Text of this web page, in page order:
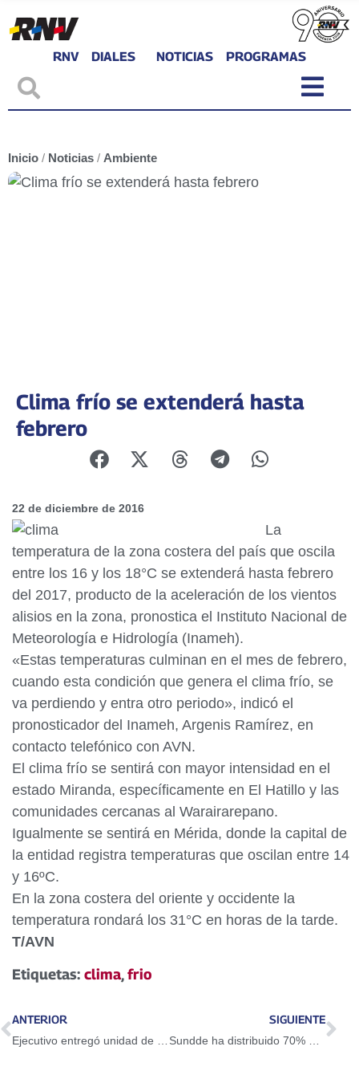
RNV DIALES NOTICIAS PROGRAMAS
Inicio / Noticias / Ambiente
Clima frío se extenderá hasta
febrero
22 de diciembre de 2016
La
temperatura de la zona costera del país que oscila
entre los 16 y los 18°C se extenderá hasta febrero
del 2017, producto de la aceleración de los vientos
alisios en la zona, pronostica el Instituto Nacional de
Meteorología e Hidrología (Inameh).
«Estas temperaturas culminan en el mes de febrero,
cuando esta condición que genera el clima frío, se
va perdiendo y entra otro periodo», indicó el
pronosticador del Inameh, Argenis Ramírez, en
contacto telefónico con AVN.
El clima frío se sentirá con mayor intensidad en el
estado Miranda, específicamente en El Hatillo y las
comunidades cercanas al Warairarepano.
Igualmente se sentirá en Mérida, donde la capital de
la entidad registra temperaturas que oscilan entre 14
y 16ºC.
En la zona costera del oriente y occidente la
temperatura rondará los 31°C en horas de la tarde.
T/AVN
Etiquetas: clima,frio
ANTERIOR
Ejecutivo entregó unidad de transporte a Voces Risueñas de Carayaca
SIGUIENTE
Sundde ha distribuido 70% de juguetes decomisados a Kreisel